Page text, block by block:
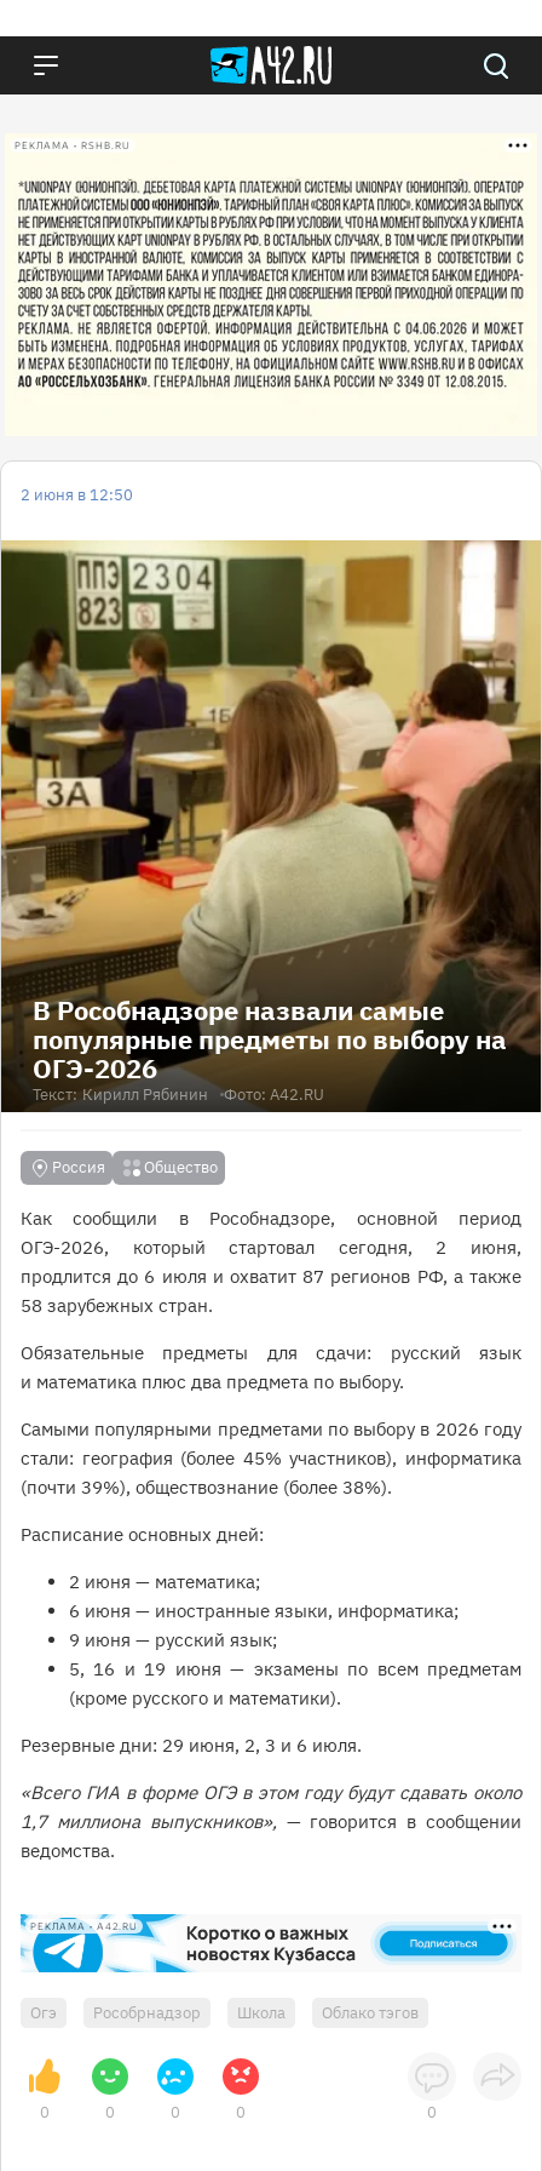
РЕКЛАМА • RSHB.RU
2 июня в 12:50
В Рособнадзоре назвали самые
популярные предметы по выбору на
ОГЭ-2026
Текст: Кирилл Рябинин Фото: А42.RU
Россия Общество
Как сообщили в Рособнадзоре, основной период
ОГЭ-2026, который стартовал сегодня, 2 июня,
продлится до 6 июля и охватит 87 регионов РФ, а также
58 зарубежных стран.
Обязательные предметы для сдачи: русский язык
и математика плюс два предмета по выбору.
Самыми популярными предметами по выбору в 2026 году
стали: география (более 45% участников), информатика
(почти 39%), обществознание (более 38%).
Расписание основных дней:
2 июня — математика;
6 июня — иностранные языки, информатика;
9 июня — русский язык;
5, 16 и 19 июня — экзамены по всем предметам
(кроме русского и математики).
Резервные дни: 29 июня, 2, 3 и 6 июля.
«Всего ГИА в форме ОГЭ в этом году будут сдавать около
1,7 миллиона выпускников», — говорится в сообщении
ведомства.
РЕКЛАМА • A42.RU
Огэ Рособрнадзор Школа Облако тэгов
0 0 0 0 0